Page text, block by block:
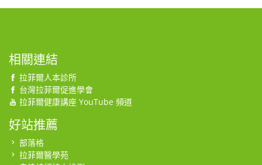
相關連結
拉菲爾人本診所
台灣拉菲爾促進學會
拉菲爾健康講座 YouTube 頻道
好站推薦
部落格
拉菲爾醫學苑